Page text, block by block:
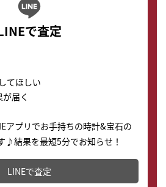
で査定
てほしい
届く
アプリでお手持ちの時計&宝石の
♪結果を最短5分でお知らせ！
定金額を知ることが出来ます。
LINEで査定